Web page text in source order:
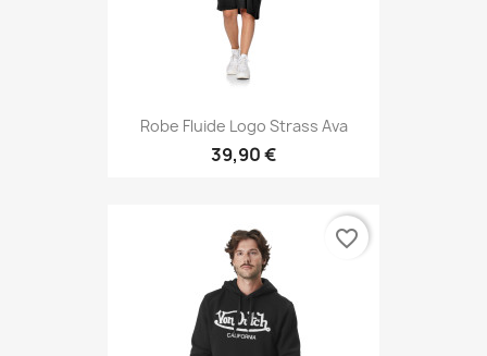
Robe Fluide Logo Strass Ava
39,90 €
favorite_border